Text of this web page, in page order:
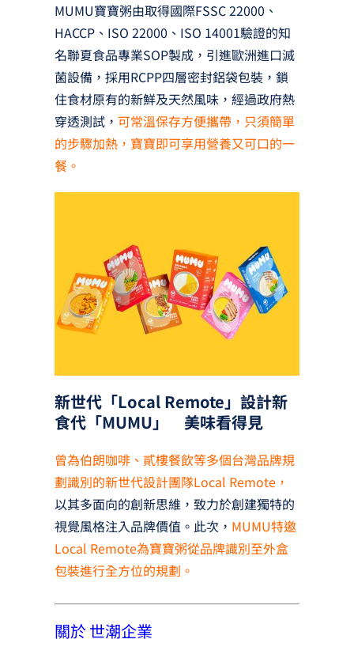
MUMU寶寶粥由取得國際FSSC 22000、
HACCP、ISO 22000、ISO 14001驗證的知
名聯夏食品專業SOP製成，引進歐洲進口滅
菌設備，採用RCPP四層密封鋁袋包裝，鎖
住食材原有的新鮮及天然風味，經過政府熱
穿透測試， 可常溫保存方便攜帶，只須簡單
的步驟加熱，寶寶即可享用營養又可口的一
餐。
新世代「Local Remote」設計新
食代「MUMU」 美味看得見
曾為伯朗咖啡、貳樓餐飲等多個台灣品牌規
劃識別的新世代設計團隊Local Remote，
以其多面向的創新思維，致力於創建獨特的
視覺風格注入品牌價值。此次， MUMU特邀
Local Remote為寶寶粥從品牌識別至外盒
包裝進行全方位的規劃。
關於 世潮企業